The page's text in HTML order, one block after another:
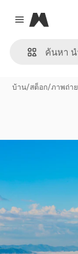
Close menu
Magnific
บ้าน/สต็อก/ภาพถ่าย